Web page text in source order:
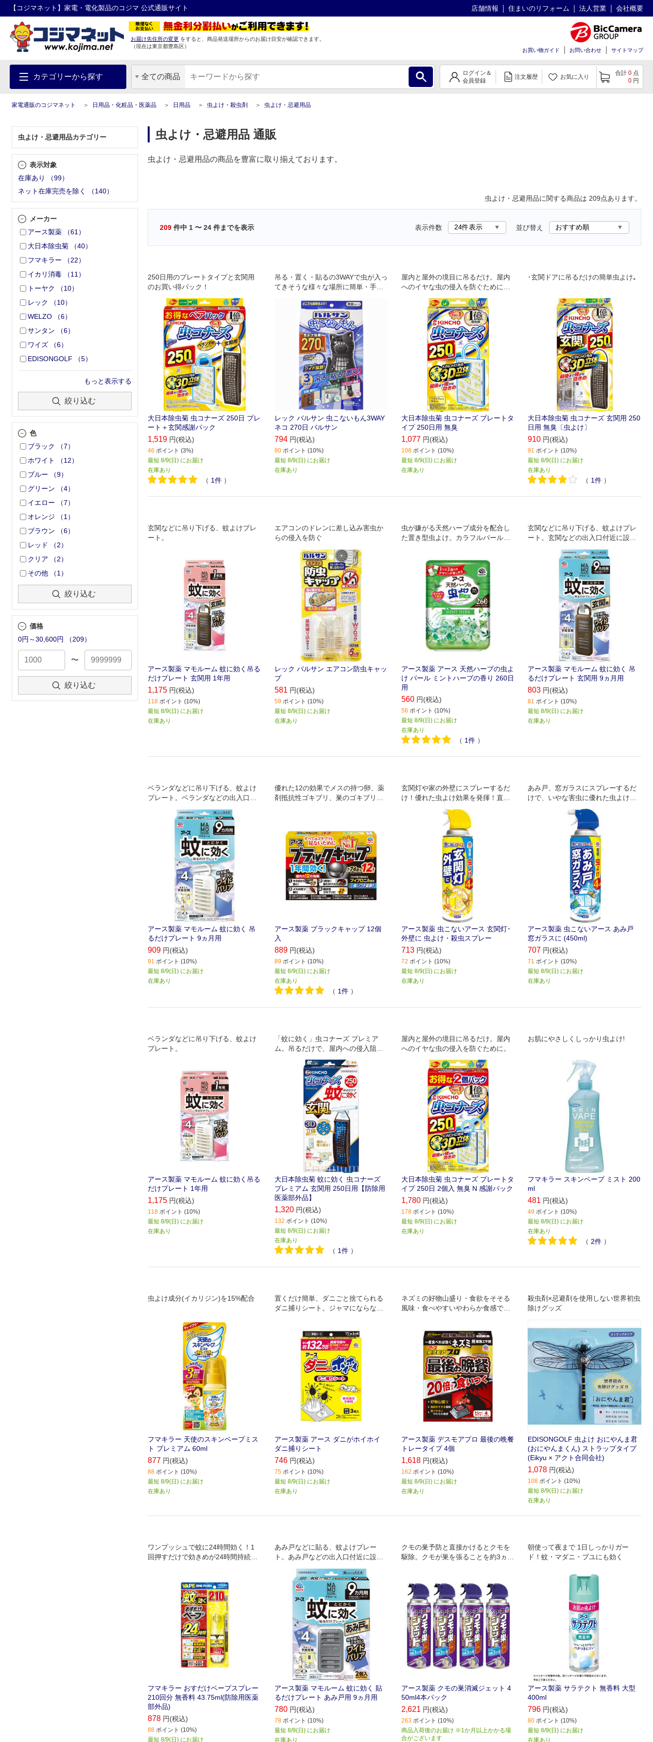
【コジマネット】家電・電化製品のコジマ 公式通販サイト 店舗情報 住まいのリフォーム 法人営業 会社概要
お届け先住所の変更 をすると、商品発送場所からのお届け目安が確認できます。
（現在は東京都豊島区）
お買い物ガイド お問い合わせ サイトマップ
カテゴリーから探す 全ての商品
ログイン＆
会員登録
注文履歴 お気に入り
合計 0 点
0 円
家電通販のコジマネット 日用品・化粧品・医薬品 日用品 虫よけ・殺虫剤 虫よけ・忌避用品
虫よけ・忌避用品カテゴリー
表示対象
在庫あり
（99）
ネット在庫完売を除く
（140）
メーカー
アース製薬
（61 ）
大日本除虫菊
（40）
フマキラー
（22）
イカリ消毒
（11 ）
トーヤク
（10）
レック
（10）
WELZO
（6）
サンタン
（6）
ワイズ
（6）
EDISONGOLF
（5）
もっと表示する
絞り込む
色
ブラック
（7）
ホワイト
（12）
ブルー
（9）
グリーン
（4）
イエロー
（7）
オレンジ
（1 ）
ブラウン
（6）
レッド
（2）
クリア
（2）
その他
（1 ）
絞り込む
価格
0円～30,600円
（209）
〜
絞り込む
虫よけ・忌避用品 通販
虫よけ・忌避用品の商品を豊富に取り揃えております。
虫よけ・忌避用品に関する商品は 209点あります。
209 件中 1 〜 24 件までを表示 表示件数 並び替え
250日用のプレートタイプと玄関用
のお買い得パック！
大日本除虫菊 虫コナーズ 250日 プレ
ート＋玄関感謝パック
1,519 円(税込)
46 ポイント (3%)
最短 8/9(日) にお届け
在庫あり
（ 1件 ）
吊る・置く・貼るの3WAYで虫が入っ
てきそうな様々な場所に簡単・手軽
を防ぎます
レック バルサン 虫こないもん3WAY
ネコ 270日 バルサン
794 円(税込)
80 ポイント (10%)
最短 8/9(日) にお届け
在庫あり
屋内と屋外の境目に吊るだけ。屋内
へのイヤな虫の侵入を防ぐために。
吊るだけの簡単虫よけ。風に強い
「しっかり固定フック」
大日本除虫菊 虫コナーズ プレートタ
イプ 250日用 無臭
1,077 円(税込)
108 ポイント (10%)
最短 8/9(日) にお届け
在庫あり
･玄関ドアに吊るだけの簡単虫よけ｡
大日本除虫菊 虫コナーズ 玄関用 250
日用 無臭〔虫よけ〕
910 円(税込)
91 ポイント (10%)
最短 8/9(日) にお届け
在庫あり
（ 1件 ）
玄関などに吊り下げる、蚊よけプレ
ート。
アース製薬 マモルーム 蚊に効く吊る
だけプレート 玄関用 1年用
1,175 円(税込)
118 ポイント (10%)
最短 8/9(日) にお届け
在庫あり
エアコンのドレンに差し込み害虫か
らの侵入を防ぐ
レック バルサン エアコン防虫キャッ
プ
581 円(税込)
59 ポイント (10%)
最短 8/9(日) にお届け
在庫あり
虫が嫌がる天然ハーブ成分を配合し
た置き型虫よけ。カラフルパール大
アース製薬 アース 天然ハーブの虫よ
け パール ミントハーブの香り 260日
用
560 円(税込)
56 ポイント (10%)
最短 8/9(日) にお届け
在庫あり
（ 1件 ）
玄関などに吊り下げる、蚊よけプレ
ート。玄関などの出入口付近に設置
止。屋外での忌避効果も。直径約4m
の範囲で効果があります
アース製薬 マモルーム 蚊に効く 吊
るだけプレート 玄関用 9ヵ月用
803 円(税込)
81 ポイント (10%)
最短 8/9(日) にお届け
在庫あり
ベランダなどに吊り下げる、蚊よけ
プレート。ベランダなどの出入口付
入を阻止。屋外での忌避効果も。直
径約4mの範囲で効果があります
アース製薬 マモルーム 蚊に効く 吊
るだけプレート 9ヵ月用
909 円(税込)
91 ポイント (10%)
最短 8/9(日) にお届け
在庫あり
優れた12の効果でメスの持つ卵、薬
剤抵抗性ゴキブリ、巣のゴキブリに
アース製薬 ブラックキャップ 12個
入
889 円(税込)
89 ポイント (10%)
最短 8/9(日) にお届け
在庫あり
（ 1件 ）
玄関灯や家の外壁にスプレーするだ
け！優れた虫よけ効果を発揮！直接
スプレーして殺虫も！
アース製薬 虫こないアース 玄関灯･
外壁に 虫よけ・殺虫スプレー
713 円(税込)
72 ポイント (10%)
最短 8/9(日) にお届け
在庫あり
あみ戸、窓ガラスにスプレーするだ
けで、いやな害虫に優れた虫よけ効
果を発揮。害虫に直接スプレーして
殺虫もできる。
アース製薬 虫こないアース あみ戸
窓ガラスに (450ml)
707 円(税込)
71 ポイント (10%)
最短 8/9(日) にお届け
在庫あり
ベランダなどに吊り下げる、蚊よけ
プレート。
アース製薬 マモルーム 蚊に効く吊る
だけプレート 1年用
1,175 円(税込)
118 ポイント (10%)
最短 8/9(日) にお届け
在庫あり
「蚊に効く」虫コナーズ プレミア
ム。吊るだけで、屋内への侵入阻止
+屋外で寄せつけない効果が250日持
続します。簡単・手軽に蚊対策！
大日本除虫菊 蚊に効く 虫コナーズ
プレミアム 玄関用 250日用【防除用
医薬部外品】
1,320 円(税込)
132 ポイント (10%)
最短 8/9(日) にお届け
在庫あり
（ 1件 ）
屋内と屋外の境目に吊るだけ。屋内
へのイヤな虫の侵入を防ぐために。
大日本除虫菊 虫コナーズ プレートタ
イプ 250日 2個入 無臭 N 感謝パック
1,780 円(税込)
178 ポイント (10%)
最短 8/9(日) にお届け
在庫あり
お肌にやさしくしっかり虫よけ!
フマキラー スキンベープ ミスト 200
ml
481 円(税込)
49 ポイント (10%)
最短 8/9(日) にお届け
在庫あり
（ 2件 ）
虫よけ成分(イカリジン)を15%配合
フマキラー 天使のスキンベープミス
ト プレミアム 60ml
877 円(税込)
88 ポイント (10%)
最短 8/9(日) にお届け
在庫あり
置くだけ簡単、ダニごと捨てられる
ダニ捕りシート。ジャマにならない
アース製薬 アース ダニがホイホイ
ダニ捕りシート
746 円(税込)
75 ポイント (10%)
最短 8/9(日) にお届け
在庫あり
ネズミの好物山盛り・食欲をそそる
風味・食べやすいやわらか食感で食
アース製薬 デスモアプロ 最後の晩餐
トレータイプ 4個
1,618 円(税込)
162 ポイント (10%)
最短 8/9(日) にお届け
在庫あり
殺虫剤×忌避剤を使用しない世界初虫
除けグッズ
EDISONGOLF 虫よけ おにやんま君
(おにやんまくん) ストラップタイプ
(Eikyu × アクト合同会社)
1,078 円(税込)
108 ポイント (10%)
最短 8/9(日) にお届け
在庫あり
ワンプッシュで蚊に24時間効く！1
回押すだけで効きめが24時間持続！
フマキラー おすだけベープスプレー
210回分 無香料 43.75ml(防除用医薬
部外品)
878 円(税込)
88 ポイント (10%)
最短 8/9(日) にお届け
あみ戸などに貼る、蚊よけプレー
ト。あみ戸などの出入口付近に設置
するだけで、屋内への蚊の侵入を阻
止。屋外での忌避効果も。直径約4m
の範囲で効果があります
アース製薬 マモルーム 蚊に効く 貼
るだけプレート あみ戸用 9ヵ月用
780 円(税込)
78 ポイント (10%)
最短 8/9(日) にお届け
在庫あり
クモの巣予防と直接かけるとクモを
駆除。クモが巣を張ることを約3ヵ月
て駆除するダブルの効果
アース製薬 クモの巣消滅ジェット 4
50ml4本パック
2,621 円(税込)
263 ポイント (10%)
商品入荷後のお届け ※1か月以上かかる場
合がございます
朝使って夜まで 1日しっかりガー
ド！蚊・マダニ・ブユにも効く
アース製薬 サラテクト 無香料 大型
400ml
796 円(税込)
80 ポイント (10%)
最短 8/9(日) にお届け
在庫あり